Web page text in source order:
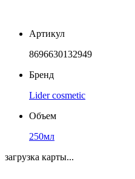
Артикул
8696630132949
Бренд
Lider cosmetic
Объем
250мл
загрузка карты...